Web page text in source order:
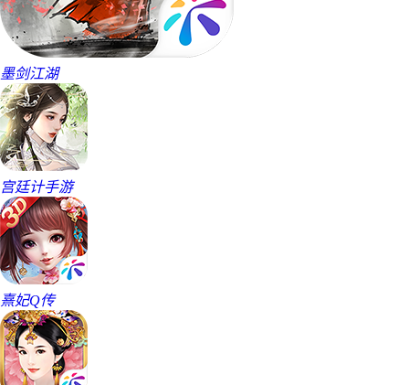
墨剑江湖
宫廷计手游
熹妃Q传